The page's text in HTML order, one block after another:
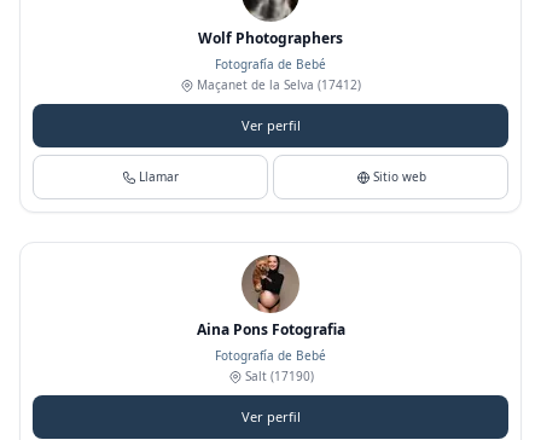
Wolf Photographers
Fotografía de Bebé
Maçanet de la Selva (17412)
Ver perfil
Llamar Sitio web
Aina Pons Fotografia
Fotografía de Bebé
Salt(17190)
Ver perfil